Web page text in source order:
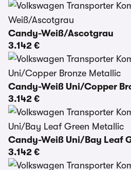
Candy-Weiß/Ascotgrau
3.142 €
Candy-Weiß Uni/Copper
3.142 €
Candy-Weiß Uni/Bay Leaf
3.142 €